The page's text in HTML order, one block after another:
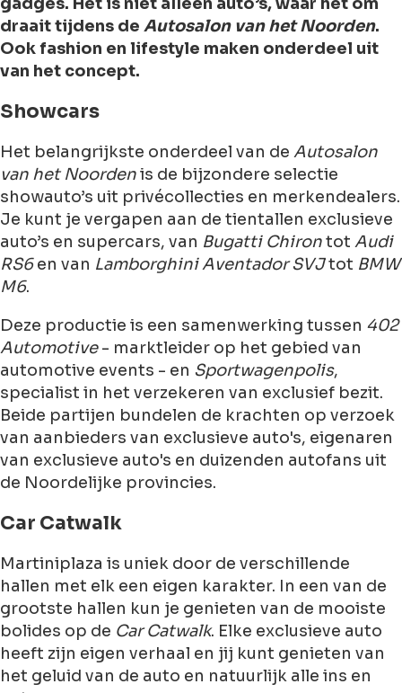
draait tijdens de Autosalon van het Noorden.
Ook fashion en lifestyle maken onderdeel uit
van het concept.
Showcars
Het belangrijkste onderdeel van de Autosalon
van het Noordenis de bijzondere selectie
showauto’s uit privécollecties en merkendealers.
Je kunt je vergapen aan de tientallen exclusieve
auto’s en supercars, van Bugatti Chirontot Audi
RS6en van Lamborghini Aventador SVJtot BMW
M6.
Deze productie is een samenwerking tussen 402
Automotive- marktleider op het gebied van
automotive events - en Sportwagenpolis,
specialist in het verzekeren van exclusief bezit.
Beide partijen bundelen de krachten op verzoek
van aanbieders van exclusieve auto's, eigenaren
van exclusieve auto's en duizenden autofans uit
de Noordelijke provincies.
Car Catwalk
Martiniplaza is uniek door de verschillende
hallen met elk een eigen karakter. In een van de
grootste hallen kun je genieten van de mooiste
bolides op de Car Catwalk. Elke exclusieve auto
heeft zijn eigen verhaal en jij kunt genieten van
het geluid van de auto en natuurlijk alle ins en